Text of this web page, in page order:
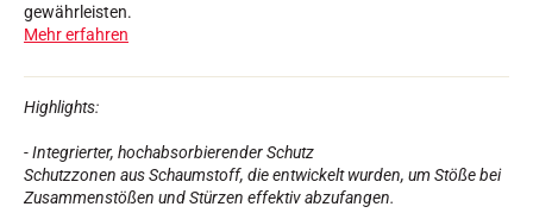
Transponder und Schleifen
Displays und Uhr
SOFTWARE
VOLA Board & Schutzschlüssel
gewährleisten.
Mehr erfahren
Highlights:
- Integrierter, hochabsorbierender Schutz
Schutzzonen aus Schaumstoff, die entwickelt wurden, um Stöße bei
Zusammenstößen und Stürzen effektiv abzufangen.